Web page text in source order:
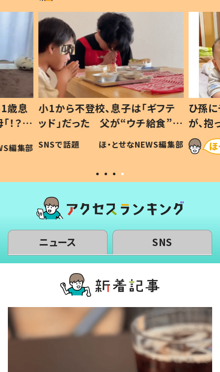
歳息
？」
編集部
小1から不登校、息子は「ギフテ
ッド」だった 父が“ウチ給食”を
作り続ける理由とは #令和の親
#令和の子
SNSで話題 ほ・とせなNEWS編集部
ひ孫
が、
「涙が
い」
ニュース SNS